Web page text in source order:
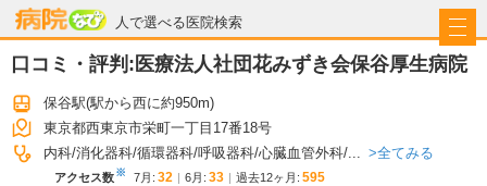
人で選べる医院検索
病院なび
口コミ・評判:医療法人社団花みずき会保谷厚生病院
保谷駅(駅から西に約950m)
東京都西東京市栄町一丁目17番18号
内科 消化器科 循環器科 呼吸器科 心臓血管外科 ... 全てみる
アクセス数※ 7月 : 32 6月 : 33 過去12ヶ月: 595